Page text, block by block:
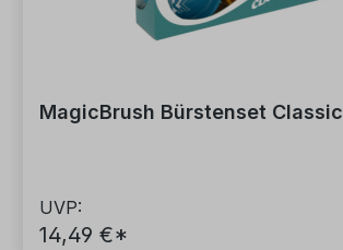
MagicBrush Bürstenset Classic
UVP:
14,49 €*